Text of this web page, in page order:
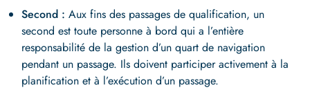
Second : Aux fins des passages de qualification, un
second est toute personne à bord qui a l’entière
responsabilité de la gestion d’un quart de navigation
pendant un passage. Ils doivent participer activement à la
planification et à l’exécution d’un passage.